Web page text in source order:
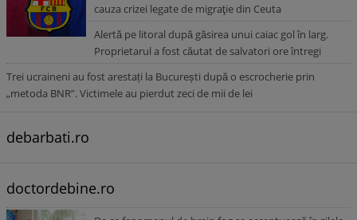
cauza crizei legate de migraţie din Ceuta
Alertă pe litoral după găsirea unui caiac gol în larg.
Proprietarul a fost căutat de salvatori ore întregi
Trei ucraineni au fost arestați la București după o escrocherie prin
„metoda BNR”. Victimele au pierdut zeci de mii de lei
debarbati.ro
doctordebine.ro